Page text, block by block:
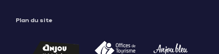
Plan du site